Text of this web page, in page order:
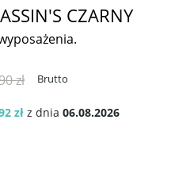
CZARNY
zł Brutto
zł z dnia 06.08.2026